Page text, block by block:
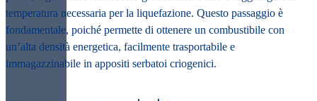
temperatura necessaria per la liquefazione. Questo passaggio è
fondamentale, poiché permette di ottenere un combustibile con
un’alta densità energetica, facilmente trasportabile e
immagazzinabile in appositi serbatoi criogenici.